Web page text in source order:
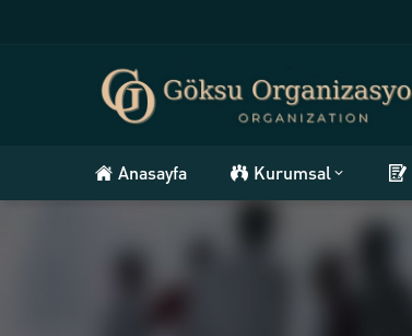
Anasayfa Kurumsal